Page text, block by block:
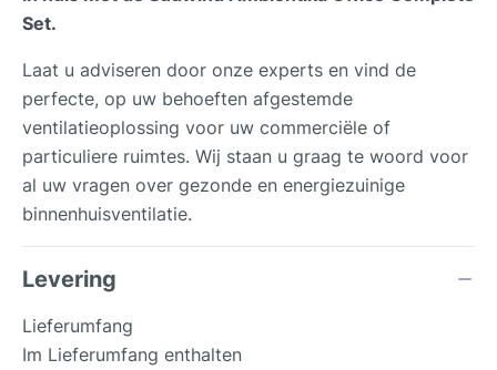
Set.
Laat u adviseren door onze experts en vind de
perfecte, op uw behoeften afgestemde
ventilatieoplossing voor uw commerciële of
particuliere ruimtes. Wij staan u graag te woord voor
al uw vragen over gezonde en energiezuinige
binnenhuisventilatie.
Levering
Lieferumfang
Im Lieferumfang enthalten